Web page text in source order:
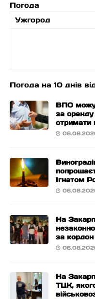
Погода
Ужгород
Погода на 10 днів
ВПО
за
отримати
Ігнатом
На
за кордон
На
ТЦК,